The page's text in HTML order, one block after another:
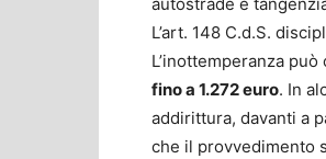
L’art. 148 C.d.S.
L’inottemperanza
fino a 1.272 euro. In
addirittura, davanti a
che il provvedimento